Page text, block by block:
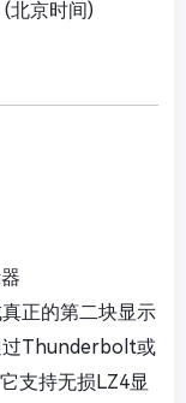
北京时间)
正的第二块显示
过Thunderbolt或
支持无损LZ4显